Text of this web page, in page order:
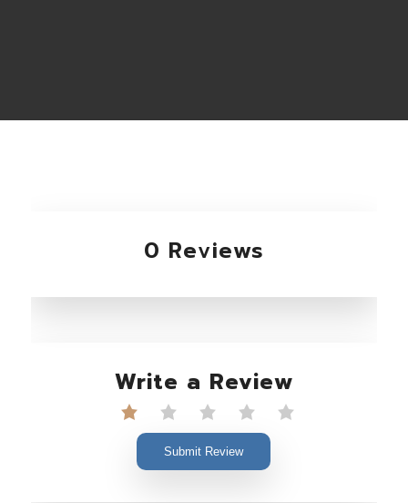
0 Reviews
Write a Review
Submit Review